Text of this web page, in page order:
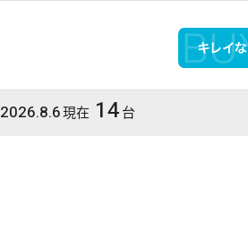
2026.8.6現在 14台